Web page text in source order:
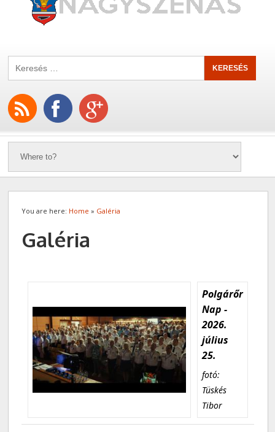
You are here: Home » Galéria
Galéria
Polgárőr
Nap -
2026.
július
25.
fotó:
Tüskés
Tibor